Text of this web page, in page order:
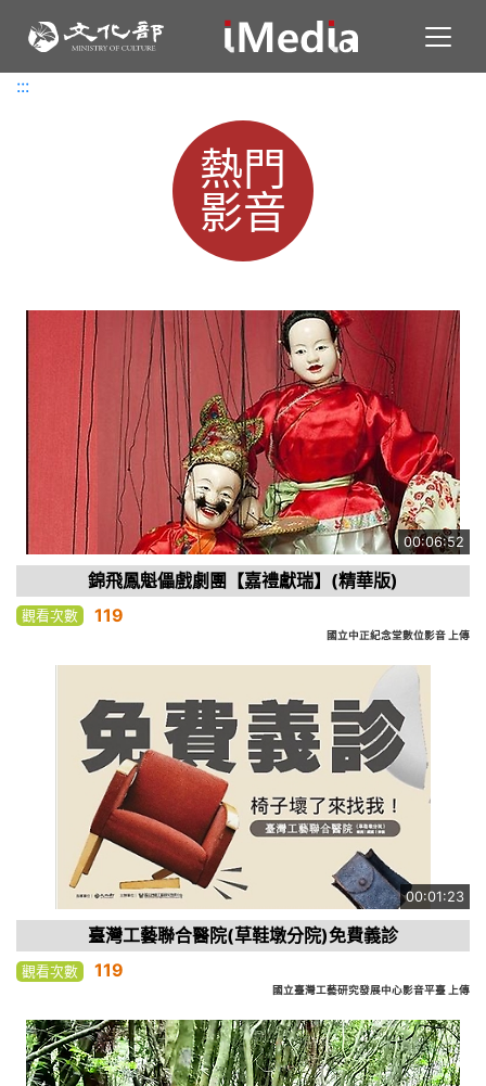
:::
:::
熱門
影音
00:06:52
錦飛鳳魁儡戲劇團【嘉禮獻瑞】(精華版)
觀看次數 119
國立中正紀念堂數位影音 上傳
00:01:23
臺灣工藝聯合醫院(草鞋墩分院)免費義診
觀看次數 119
國立臺灣工藝研究發展中心影音平臺 上傳